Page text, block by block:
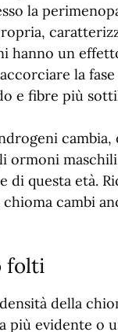
la
hanno un
la fase
e fibre più
cambia,
questa età.
cambi
folti
della
evidente o